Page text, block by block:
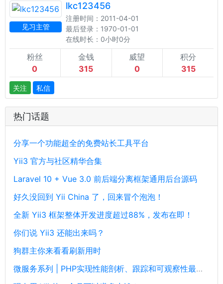
见习主管
lkc123456
注册时间：2011-04-01
最后登录：1970-01-01
在线时长：0小时0分
粉丝
0
金钱
315
威望
0
积分
315
关注 私信
热门话题
分享一个功能超全的免费站长工具平台
Yii3 官方与社区精华合集
Laravel 10 + Vue 3.0 前后端分离框架通用后台源码
好久没回到 Yii China 了，回来冒个泡泡！
全新 Yii3 框架整体开发进度超过88%，发布在即！
你们说 Yii3 还能出来吗？
狗群主你来看看刷新用时
微服务系列 | PHP实现性能剖析、跟踪和可观察性最佳实践